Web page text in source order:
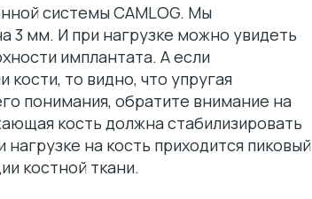
системы CAMLOG. Мы
3 мм. И при нагрузке можно увидеть
имплантата. А если
кости, то видно, что упругая
понимания, обратите внимание на
кость должна стабилизировать
на кость приходится пиковый
костной ткани.